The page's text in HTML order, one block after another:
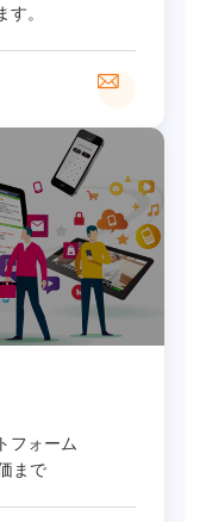
。
フォーム
まで